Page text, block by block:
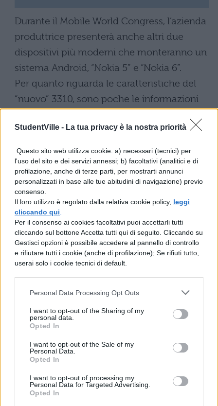
StudentVille - La tua privacy è la nostra priorità
Questo sito web utilizza cookie: a) necessari (tecnici) per
l'uso del sito e dei servizi annessi; b) facoltativi (analitici e di
profilazione, anche di terze parti, per mostrarti annunci
personalizzati in base alle tue abitudini di navigazione) previo
consenso.
Il loro utilizzo è regolato dalla relativa cookie policy, leggi
cliccando qui
Per il consenso ai cookies facoltativi puoi accettarli tutti
cliccando sul bottone Accetta tutti qui di seguito. Cliccando su
Gestisci opzioni è possibile accedere al pannello di controllo
e rifiutare tutti i cookie (anche di profilazione); Se rifiuti tutto,
userai solo i cookie tecnici di default.
Personal Data Processing Opt Outs
I want to opt-out of the Sharing of my
personal data.
Opted In
I want to opt-out of the Sale of my
Personal Data.
Opted In
I want to opt-out of processing my
Personal Data for Targeted Advertising.
Opted In
Durante il Mobile World Congress, l’azienda
produttrice presenterà anche altri due
dispositivi più moderni che monteranno un
sistema Android, “Nokia 5” e “Nokia 6”.
Per quanto riguarda le caratteristiche del
“nuovo” 3310, sono poche le informazioni
prezzo sarà disoli 59 dollari, dovremmo
accontentarci di un “telefono base” e non
smartphone: magari con una versione
aggiornata di “Snake”uno dei primi giochi
per cellulare più appassionante di sempre,
e dell’autonomia della batteria: ben 260 ore
in standby, prestazioni che oggi ci
sogniamo.
Foto: Wikipedia
minori di 15 anni dal 1°
settembre: come